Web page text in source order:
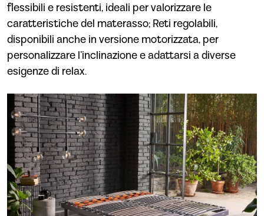
flessibili e resistenti, ideali per valorizzare le
caratteristiche del materasso; Reti regolabili,
disponibili anche in versione motorizzata, per
personalizzare l’inclinazione e adattarsi a diverse
esigenze di relax.